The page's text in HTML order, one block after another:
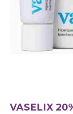
VASELIX